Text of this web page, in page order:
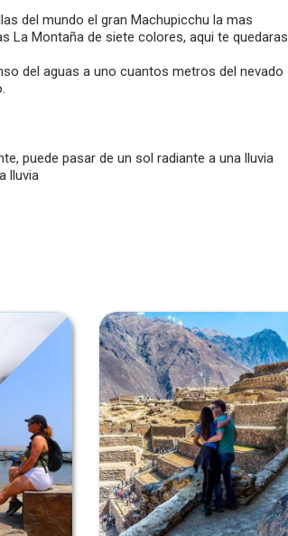
del mundo el gran Machupicchu la mas
La Montaña de siete colores, aqui te quedaras
del aguas a uno cuantos metros del nevado
puede pasar de un sol radiante a una lluvia
lluvia